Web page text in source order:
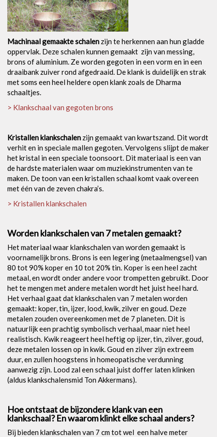
Machinaal gemaakte schalen zijn te herkennen aan hun gladde
oppervlak. Deze schalen kunnen gemaakt zijn van messing,
brons of aluminium. Ze worden gegoten in een vorm en in een
draaibank zuiver rond afgedraaid. De klank is duidelijk en strak
met soms een heel heldere open klank zoals de Dharma
schaaltjes.
> Klankschaal van gegoten brons
Kristallen klankschalen zijn gemaakt van kwartszand. Dit wordt
verhit en in speciale mallen gegoten. Vervolgens slijpt de maker
het kristal in een speciale toonsoort. Dit materiaal is een van
de hardste materialen waar om muziekinstrumenten van te
maken. De toon van een kristallen schaal komt vaak overeen
met één van de zeven chakra’s.
> Kristallen klankschalen
Worden klankschalen van 7 metalen gemaakt?
Het materiaal waar klankschalen van worden gemaakt is
voornamelijk brons. Brons is een legering (metaalmengsel) van
80 tot 90% koper en 10 tot 20% tin. Koper is een heel zacht
metaal, en wordt onder andere voor trompetten gebruikt. Door
het te mengen met andere metalen wordt het juist heel hard.
Het verhaal gaat dat klankschalen van 7 metalen worden
gemaakt: koper, tin, ijzer, lood, kwik, zilver en goud. Deze
metalen zouden overeenkomen met de 7 planeten. Dit is
natuurlijk een prachtig symbolisch verhaal, maar niet heel
realistisch. Kwik reageert heel heftig op ijzer, tin, zilver, goud,
deze metalen lossen op in kwik. Goud en zilver zijn extreem
duur, en zullen hoogstens in homeopatische verdunning
aanwezig zijn. Lood zal een schaal juist doffer laten klinken
(aldus klankschalensmid Ton Akkermans).
Hoe ontstaat de bijzondere klank van een
klankschaal? En waarom klinkt elke schaal anders?
Bij bieden klankschalen van 7 cm tot wel een halve meter